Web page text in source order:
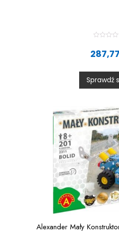
t
0
o
t
287,77
Sprawdź
Alexander Mały